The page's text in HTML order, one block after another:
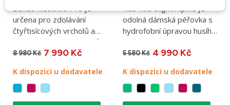
Bunda Neutrino Pro je
určena pro zdolávání
čtyřtisícových vrcholů a
vysokohorských výstupů.
Je...
8 980 Kč 7 990 Kč
K dispozici u dodavatele
Rab Microlight Alpine je
odolná dámská péřovka s
hydrofobní úpravou husího
peří. Jde o tenkou,...
5 580 Kč 4 990 Kč
K dispozici u dodavatele